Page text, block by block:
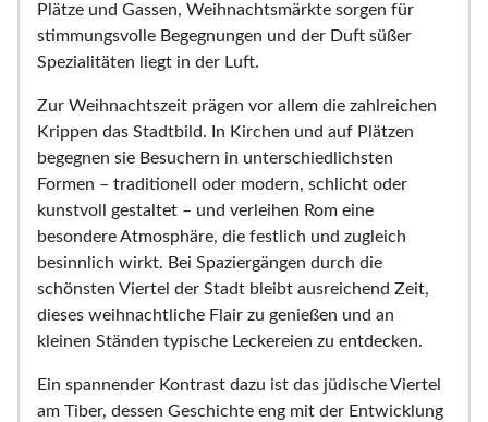
Plätze und Gassen, Weihnachtsmärkte sorgen für
stimmungsvolle Begegnungen und der Duft süßer
Spezialitäten liegt in der Luft.
Zur Weihnachtszeit prägen vor allem die zahlreichen
Krippen das Stadtbild. In Kirchen und auf Plätzen
begegnen sie Besuchern in unterschiedlichsten
Formen – traditionell oder modern, schlicht oder
kunstvoll gestaltet – und verleihen Rom eine
besondere Atmosphäre, die festlich und zugleich
besinnlich wirkt. Bei Spaziergängen durch die
schönsten Viertel der Stadt bleibt ausreichend Zeit,
dieses weihnachtliche Flair zu genießen und an
kleinen Ständen typische Leckereien zu entdecken.
Ein spannender Kontrast dazu ist das jüdische Viertel
am Tiber, dessen Geschichte eng mit der Entwicklung